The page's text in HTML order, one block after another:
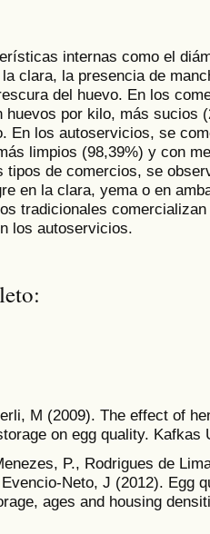
internas como el
clara, la presencia de
del huevo. En los
huevos por kilo, más sucios
En los autoservicios, se
limpios (98,39%) y con
tipos de comercios, se
en la clara, yema o en
tradicionales
los autoservicios.
M (2009). The effect of
on egg quality. Kafkas
P., Rodrigues de
Neto, J (2012). Egg
ages and housing